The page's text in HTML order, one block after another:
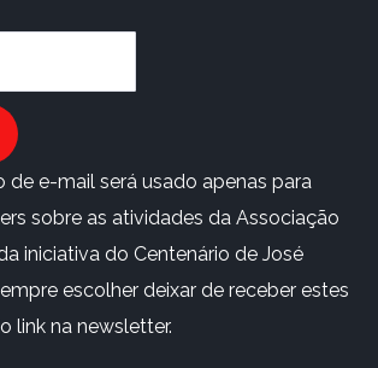
de e-mail será usado apenas para
sobre as atividades da Associação
iniciativa do Centenário de José
escolher deixar de receber estes
link na newsletter.